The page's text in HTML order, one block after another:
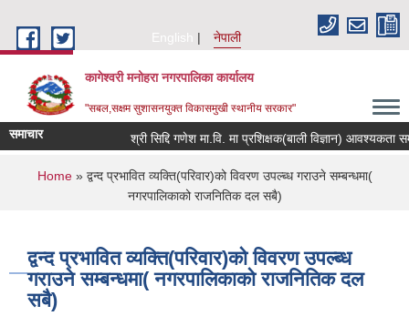
English
नेपाली
कागेश्वरी मनोहरा नगरपालिका कार्यालय
"सबल,सक्षम सुशासनयुक्त विकासमुखी स्थानीय सरकार"
समाचार श्री सिद्दि गणेश मा.वि. मा प्रशिक्षक(बाली विज्ञान) आवश्यकता सम्बन्धी
You are here
Home» द्वन्द प्रभावित व्यक्ति(परिवार)को विवरण उपल्ब्ध गराउने सम्बन्धमा(
नगरपालिकाको राजनितिक दल सबै)
द्वन्द प्रभावित व्यक्ति(परिवार)को विवरण उपल्ब्ध
गराउने सम्बन्धमा( नगरपालिकाको राजनितिक दल
सबै)